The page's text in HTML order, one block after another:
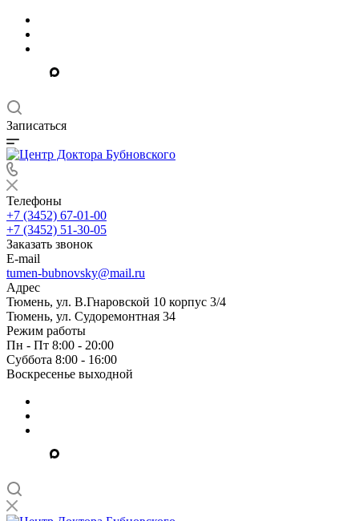
Записаться
Телефоны
+7 (3452) 67-01-00
+7 (3452) 51-30-05
Заказать звонок
E-mail
tumen-bubnovsky@mail.ru
Адрес
Тюмень, ул. В.Гнаровской 10 корпус 3/4
Тюмень, ул. Судоремонтная 34
Режим работы
Пн - Пт 8:00 - 20:00
Суббота 8:00 - 16:00
Воскресенье выходной